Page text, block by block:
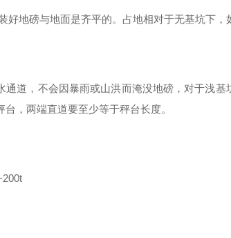
好地磅与地面是齐平的。占地相对于无基坑下，
通道，不会因暴雨或山洪而淹没地磅，对于浅
，两端直道要至少等于秤台长度。